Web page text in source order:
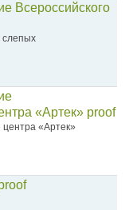
Всероссийского
слепых
«Артек» proof
«Артек»